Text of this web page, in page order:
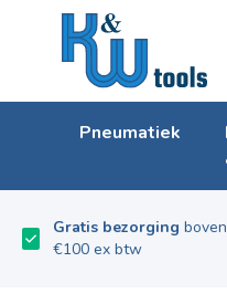
Ga naar de inhoud
Pneumatiek
Gratis bezorging
€100 ex btw